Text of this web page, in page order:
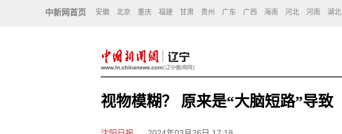
中新网首页 安徽 北京 重庆 福建 甘肃 贵州 广东 广西 海南 河北 河南 湖北
视物模糊？ 原来是“大脑短路”导致